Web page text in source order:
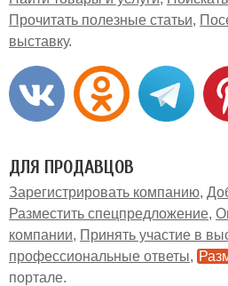
Прочитать полезные статьи
выставку
ДЛЯ ПРОДАВЦОВ
Зарегистрировать компанию
Разместить спецпредложение
компании
Принять участие в
профессиональные ответы
портале